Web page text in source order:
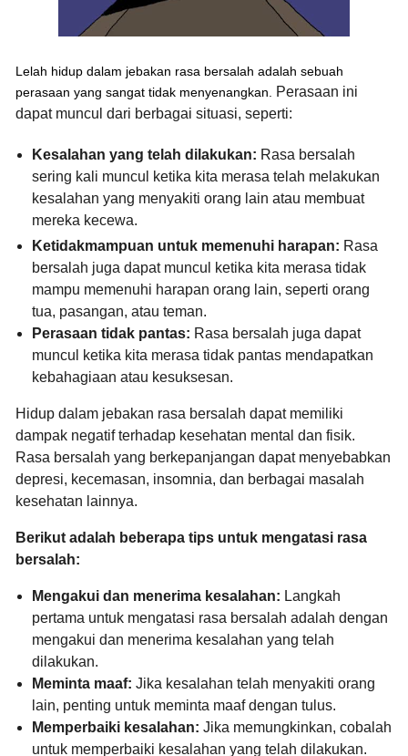
Lelah hidup dalam jebakan rasa bersalah adalah sebuah
perasaan yang sangat tidak menyenangkan. Perasaan ini
dapat muncul dari berbagai situasi, seperti:
Kesalahan yang telah dilakukan: Rasa bersalah
sering kali muncul ketika kita merasa telah melakukan
kesalahan yang menyakiti orang lain atau membuat
mereka kecewa.
Ketidakmampuan untuk memenuhi harapan: Rasa
bersalah juga dapat muncul ketika kita merasa tidak
mampu memenuhi harapan orang lain, seperti orang
tua, pasangan, atau teman.
Perasaan tidak pantas: Rasa bersalah juga dapat
muncul ketika kita merasa tidak pantas mendapatkan
kebahagiaan atau kesuksesan.
Hidup dalam jebakan rasa bersalah dapat memiliki
dampak negatif terhadap kesehatan mental dan fisik.
Rasa bersalah yang berkepanjangan dapat menyebabkan
depresi, kecemasan, insomnia, dan berbagai masalah
kesehatan lainnya.
Berikut adalah beberapa tips untuk mengatasi rasa
bersalah:
Mengakui dan menerima kesalahan: Langkah
pertama untuk mengatasi rasa bersalah adalah dengan
mengakui dan menerima kesalahan yang telah
dilakukan.
Meminta maaf: Jika kesalahan telah menyakiti orang
lain, penting untuk meminta maaf dengan tulus.
Memperbaiki kesalahan: Jika memungkinkan, cobalah
untuk memperbaiki kesalahan yang telah dilakukan.